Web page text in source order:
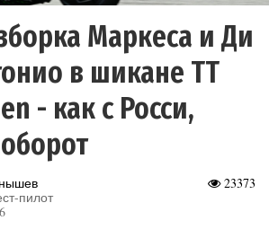
Маркеса и Ди
в шикане TT
- как с Росси,
23373
пилот